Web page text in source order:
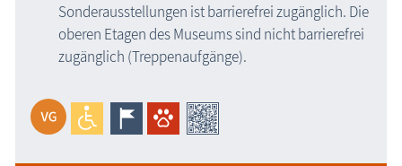
Sonderausstellungen ist barrierefrei zugänglich. Die
oberen Etagen des Museums sind nicht barrierefrei
zugänglich (Treppenaufgänge).